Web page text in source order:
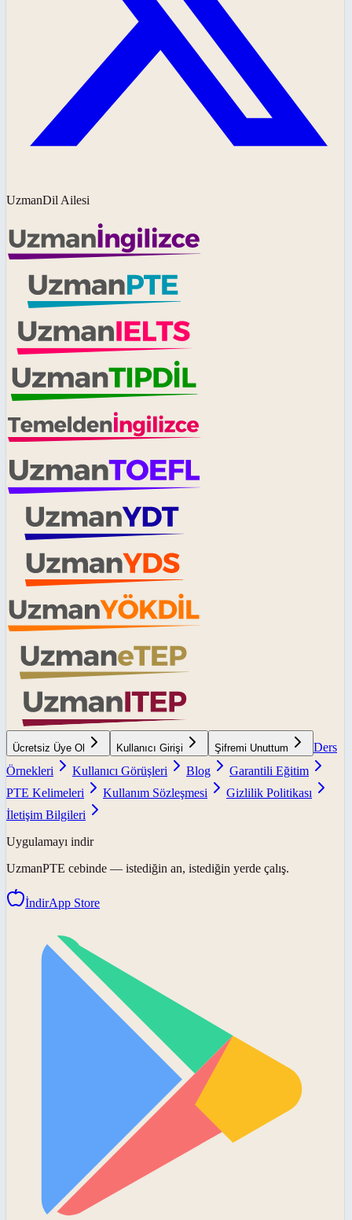
UzmanDil Ailesi
Ücretsiz Üye Ol Kullanıcı Girişi Şifremi Unuttum
Ders
Örnekleri
Kullanıcı Görüşleri Blog
Garantili Eğitim
PTE Kelimeleri
Kullanım Sözleşmesi
Gizlilik Politikası
İletişim Bilgileri
Uygulamayı indir
UzmanPTE cebinde — istediğin an, istediğin yerde çalış.
İndirApp Store